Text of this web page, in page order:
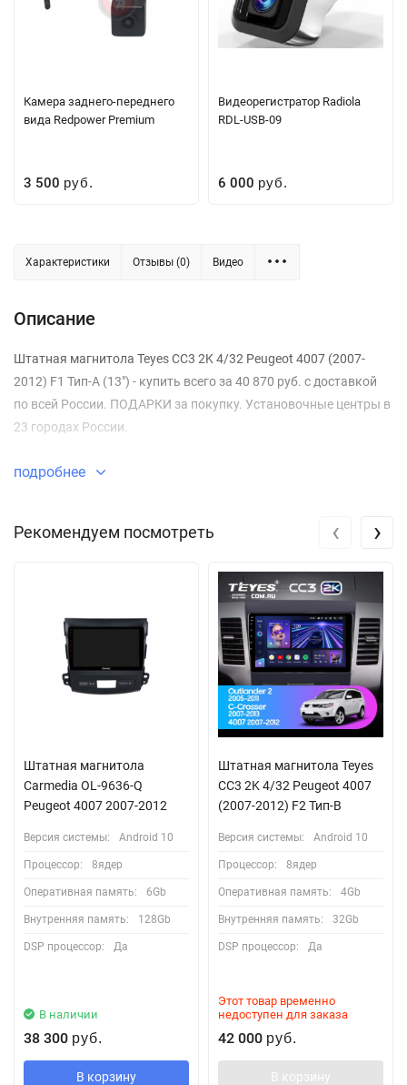
Камера заднего-переднего
вида Redpower Premium
3 500 руб.
Видеорегистратор Radiola
RDL-USB-09
6 000 руб.
Характеристики Отзывы (0) Видео
Описание
Штатная магнитола Teyes CC3 2K 4/32 Peugeot 4007 (2007-
2012) F1 Тип-A (13") - купить всего за 40 870 руб. с доставкой
по всей России. ПОДАРКИ за покупку. Установочные центры в
23 городах России.
подробнее
Рекомендуем посмотреть
Штатная магнитола
Carmedia OL-9636-Q
Peugeot 4007 2007-2012
Версия системы: Android 10
Процессор: 8ядер
Оперативная память: 6Gb
Внутренняя память: 128Gb
DSP процессор: Да
В наличии
38 300 руб.
В корзину
Штатная магнитола Teyes
CC3 2K 4/32 Peugeot 4007
(2007-2012) F2 Тип-B
Версия системы: Android 10
Процессор: 8ядер
Оперативная память: 4Gb
Внутренняя память: 32Gb
DSP процессор: Да
Этот товар временно
недоступен для заказа
42 000 руб.
В корзину
‹ ›